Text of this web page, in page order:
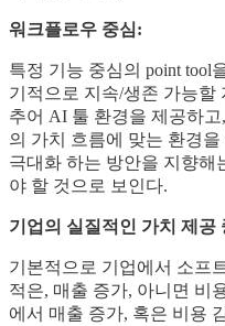
워크플로우 중심:
특정 기능 중심의 point tool
기적으로 지속/생존 가능할
추어 AI 툴 환경을 제공하
의 가치 흐름에 맞는 환경
극대화 하는 방안을 지향해
야 할 것으로 보인다.
기업의 실질적인 가치 제공
기본적으로 기업에서 소프
적은, 매출 증가, 아니면 비
에서 매출 증가, 혹은 비용